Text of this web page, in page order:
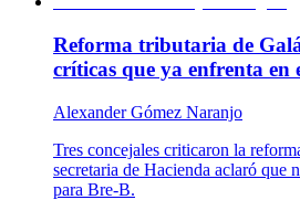
Reforma tributaria de
críticas que ya enfrenta en
Alexander Gómez Naranjo
Tres concejales criticaron la
secretaria de Hacienda aclaró que
para Bre-B.